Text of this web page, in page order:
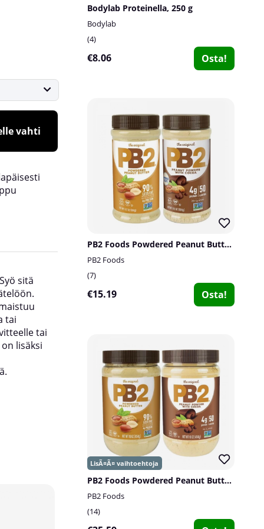
vahti
Bodylab Proteinella, 250 g
Bodylab
4
€8.06 Osta!
PB2 Foods Powdered Peanut Butter, 184 g
PB2 Foods
7
€15.19 Osta!
PB2 Foods Powdered Peanut Butter, 454 g
PB2 Foods
14
sitä
tai
tai
lisäksi